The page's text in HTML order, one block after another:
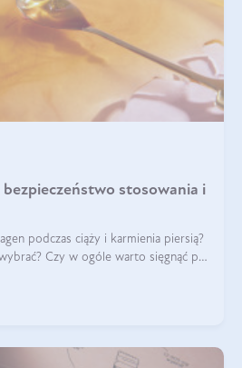
stosowania i
podczas ciąży i karmienia piersią?
Czy w ogóle warto sięgnąć po